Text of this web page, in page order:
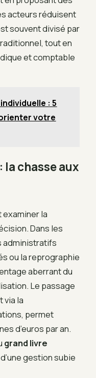
acteurs réduisent
souvent divisé par
tout en
et comptable
: 5
votre
chasse aux
la
Dans les
administratifs
ou la reprographie
aberrant du
Le passage
via la
permet
d’euros par an.
grand livre
gestion subie